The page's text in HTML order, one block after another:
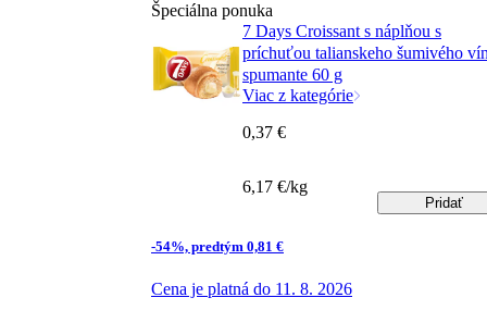
Špeciálna ponuka
7 Days Croissant s náplňou s
príchuťou talianskeho šumivého
spumante 60 g
Viac z kategórie
-54%, predtým 0,81 €
Cena je platná do 11. 8. 2026
0,37 €
6,17 €/kg
Pridať